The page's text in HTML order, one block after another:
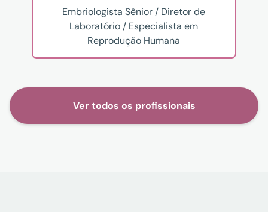
Embriologista Sênior / Diretor de
Laboratório / Especialista em
Reprodução Humana
Ver todos os profissionais